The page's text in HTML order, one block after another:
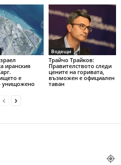
иранския
е
унищожено
Водещи
Трайчо Трайков:
Правителството следи
цените на горивата,
възможен е официален
таван